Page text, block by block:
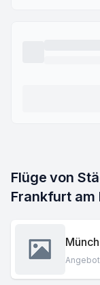
Flüge von
Frankfurt am